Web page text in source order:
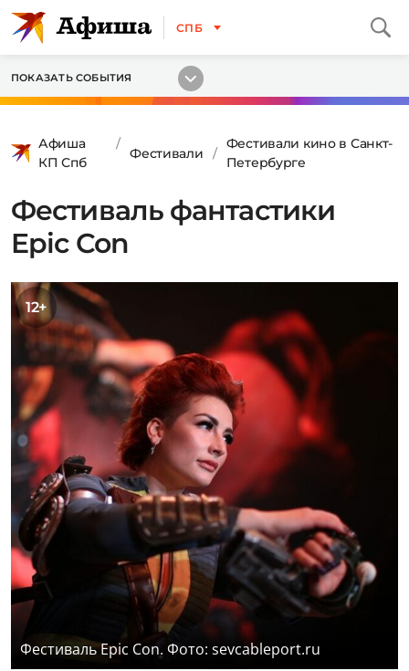
СПБ
ПОКАЗАТЬ СОБЫТИЯ
Афиша
КП Спб
Фестивали
Фестивали кино в Санкт-
Петербурге
Фестиваль фантастики
Epic Con
12+
Фестиваль Epic Con. Фото: sevcableport.ru